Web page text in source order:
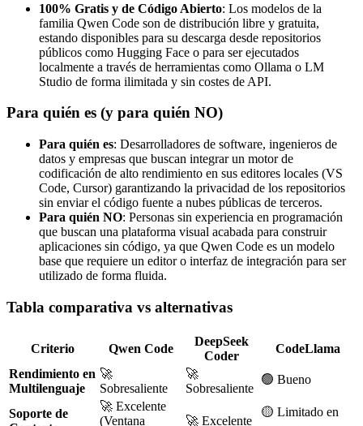
100% Gratis y de Código Abierto: Los modelos de la
familia Qwen Code son de distribución libre y gratuita,
estando disponibles para su descarga desde repositorios
públicos como Hugging Face o para ser ejecutados
localmente a través de herramientas como Ollama o LM
Studio de forma ilimitada y sin costes de API.
Para quién es (y para quién NO)
Para quién es: Desarrolladores de software, ingenieros de
datos y empresas que buscan integrar un motor de
codificación de alto rendimiento en sus editores locales (VS
Code, Cursor) garantizando la privacidad de los repositorios
sin enviar el código fuente a nubes públicas de terceros.
Para quién NO: Personas sin experiencia en programación
que buscan una plataforma visual acabada para construir
aplicaciones sin código, ya que Qwen Code es un modelo
base que requiere un editor o interfaz de integración para ser
utilizado de forma fluida.
Tabla comparativa vs alternativas
Criterio Qwen Code
DeepSeek
Coder
CodeLlama
Rendimiento en
Multilenguaje
🚀
Sobresaliente
🚀
Sobresaliente
🟢 Bueno
Soporte de
🚀 Excelente
(Ventana
🚀 Excelente
🟡 Limitado en